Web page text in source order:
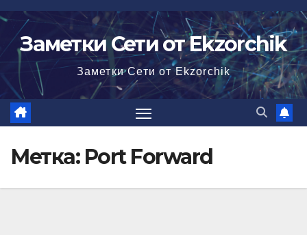
Перейти
содержимому
Заметки Сети от Ekzorchik
Заметки Сети от Ekzorchik
Метка: Port Forward